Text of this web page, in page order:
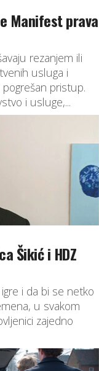
Manifest prava
rezanjem ili
usluga i
pristup.
i usluge,...
Šikić i HDZ
i da bi se netko
u svakom
zajedno